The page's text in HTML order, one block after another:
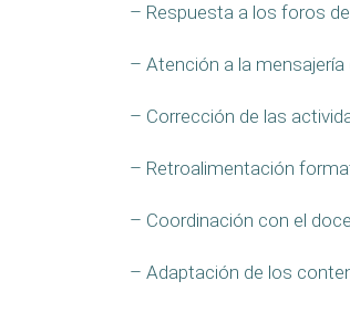
– Respuesta a los foros
– Atención a la
– Corrección de las
– Retroalimentación
– Coordinación con el
– Adaptación de los